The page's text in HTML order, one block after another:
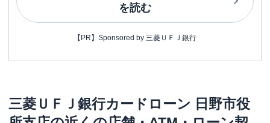
を読む
【PR】Sponsored by 三菱ＵＦＪ銀行
三菱ＵＦＪ銀行カードローン 日野市役